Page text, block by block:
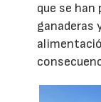
que se
ganaderas